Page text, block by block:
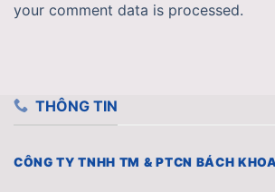
your comment data is processed.
THÔNG TIN
CÔNG TY TNHH TM & PTCN BÁCH